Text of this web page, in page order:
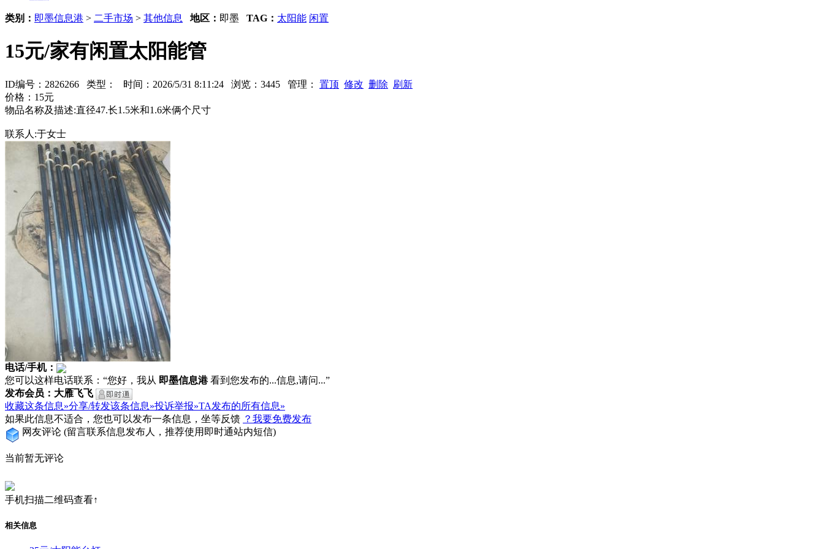
类别： 即墨信息港 > 二手市场 > 其他信息 地区： 即墨 TAG： 太阳能 闲置
15元/家有闲置太阳能管
ID编号：2826266 类型： 时间：2026/5/31 8:11:24 浏览：3445 管理： 置顶 修改 删除 刷新
价格：15元
物品名称及描述:直径47.长1.5米和1.6米俩个尺寸
联系人:于女士
电话/手机：
您可以这样电话联系：“您好，我从 即墨信息港看到您发布的...信息,请问...”
发布会员：大雁飞飞
收藏这条信息»分享/转发该条信息»投诉举报»TA发布的所有信息»
如果此信息不适合，您也可以发布一条信息，坐等反馈 ？我要免费发布
网友评论 (留言联系信息发布人，推荐使用即时通站内短信)
当前暂无评论
手机扫描二维码查看↑
相关信息